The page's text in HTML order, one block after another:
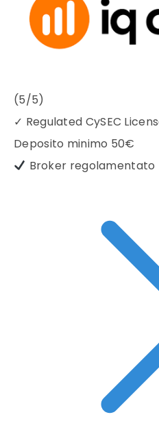
(5/5)
✓ Regulated CySEC
Deposito minimo 50€
Broker regolamentato